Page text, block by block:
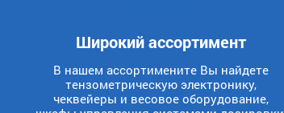
Широкий ассортимент
В нашем ассортимените Вы найдете
тензометрическую электронику,
чеквейеры и весовое оборудование,